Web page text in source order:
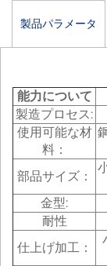
製品パラメータ
能力について
製造プロセス:
使用可能な材
料：
部品サイズ：
金型:
耐性
仕上げ加工：